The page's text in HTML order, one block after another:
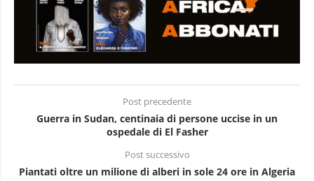
Post precedente
Guerra in Sudan, centinaia di persone uccise in un
ospedale di El Fasher
Post successivo
Piantati oltre un milione di alberi in sole 24 ore in Algeria